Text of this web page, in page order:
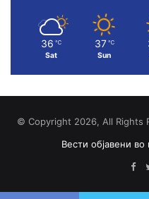
36 ℃
Sat
37 ℃
Sun
© Copyright 2026, All
Вести објавени